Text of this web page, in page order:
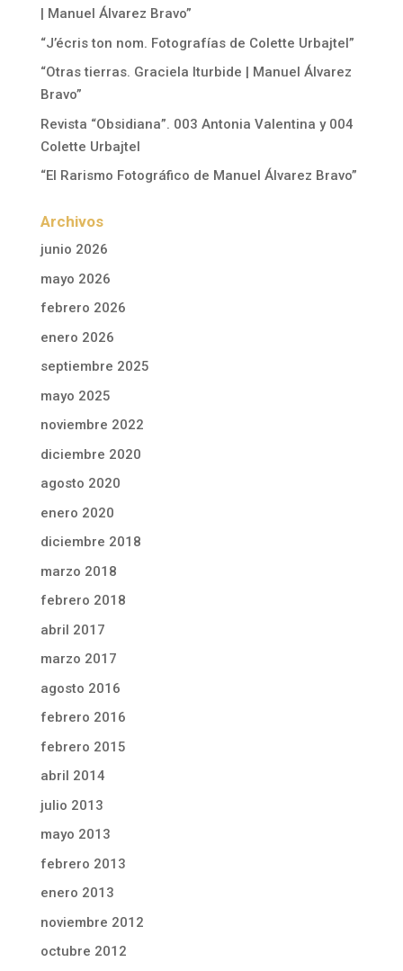
| Manuel Álvarez Bravo”
“J’écris ton nom. Fotografías de Colette Urbajtel”
“Otras tierras. Graciela Iturbide | Manuel Álvarez
Bravo”
Revista “Obsidiana”. 003 Antonia Valentina y 004
Colette Urbajtel
“El Rarismo Fotográfico de Manuel Álvarez Bravo”
Archivos
junio 2026
mayo 2026
febrero 2026
enero 2026
septiembre 2025
mayo 2025
noviembre 2022
diciembre 2020
agosto 2020
enero 2020
diciembre 2018
marzo 2018
febrero 2018
abril 2017
marzo 2017
agosto 2016
febrero 2016
febrero 2015
abril 2014
julio 2013
mayo 2013
febrero 2013
enero 2013
noviembre 2012
octubre 2012